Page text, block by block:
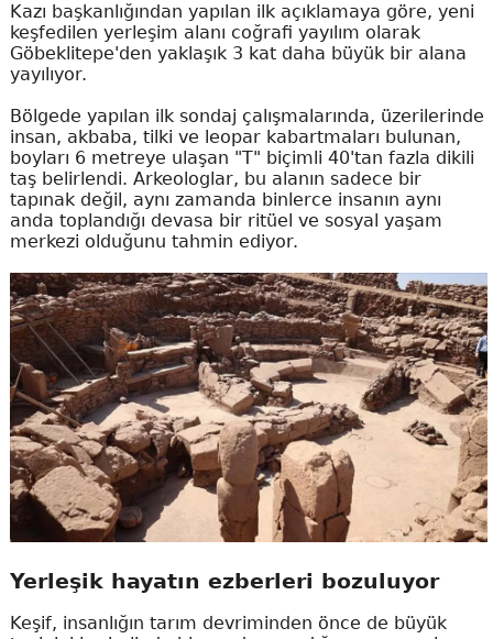
Kazı başkanlığından yapılan ilk açıklamaya göre, yeni
keşfedilen yerleşim alanı coğrafi yayılım olarak
Göbeklitepe'den yaklaşık 3 kat daha büyük bir alana
yayılıyor.
Bölgede yapılan ilk sondaj çalışmalarında, üzerilerinde
insan, akbaba, tilki ve leopar kabartmaları bulunan,
boyları 6 metreye ulaşan "T" biçimli 40'tan fazla dikili
taş belirlendi. Arkeologlar, bu alanın sadece bir
tapınak değil, aynı zamanda binlerce insanın aynı
anda toplandığı devasa bir ritüel ve sosyal yaşam
merkezi olduğunu tahmin ediyor.
Yerleşik hayatın ezberleri bozuluyor
Keşif, insanlığın tarım devriminden önce de büyük